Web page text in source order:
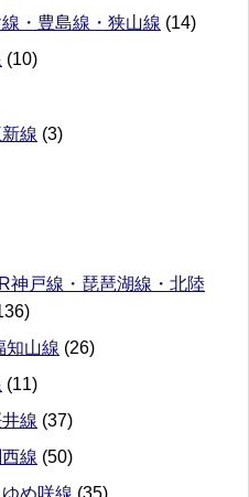
・豊島線・狭山線 (14)
(10)
線 (3)
神戸線・琵琶湖線・北陸
知山線 (26)
(11)
線 (37)
線 (50)
め咲線 (35)